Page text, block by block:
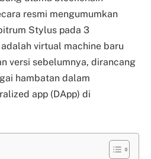
resmi mengumumkan
Stylus pada 3
virtual machine baru
versi sebelumnya, dirancang
hambatan dalam
app (DApp) di